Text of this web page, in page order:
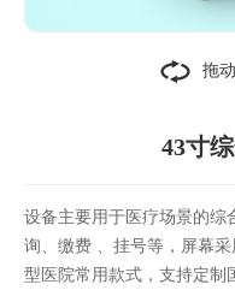
拖
43寸
设备主要用于医疗场景的综
询、缴费 、挂号等，屏幕
型医院常用款式，支持定制